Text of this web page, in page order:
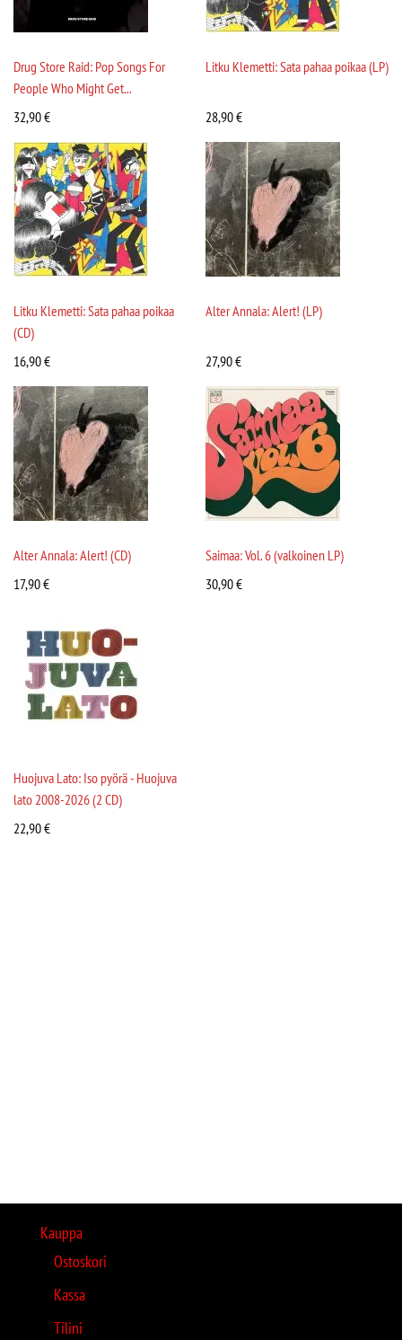
Drug Store Raid: Pop Songs For
People Who Might Get...
32,90€
Litku Klemetti: Sata pahaa poikaa (LP)
28,90€
Litku Klemetti: Sata pahaa poikaa
(CD)
16,90€
Alter Annala: Alert! (LP)
27,90€
Alter Annala: Alert! (CD)
17,90€
Saimaa: Vol. 6 (valkoinen LP)
30,90€
Huojuva Lato: Iso pyörä - Huojuva
lato 2008-2026 (2 CD)
22,90€
Kauppa
Ostoskori
Kassa
Tilini